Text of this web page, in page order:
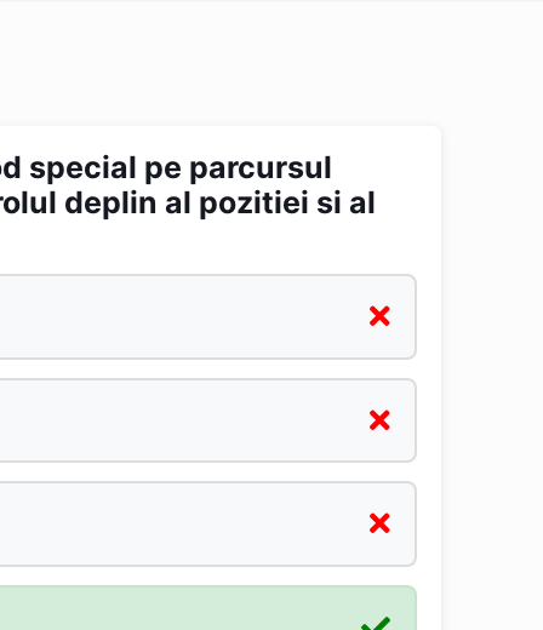
special pe parcursul
deplin al pozitiei si al